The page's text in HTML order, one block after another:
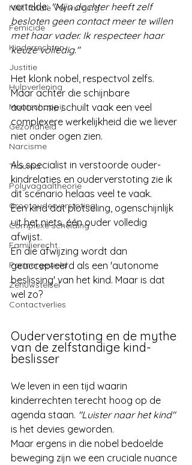
Niet-fatale Verwurging
Femicide
Kinderrechten
Justitie
Hulpverlening
Maatschappij
Gezondheid
Narcisme
Trauma
Polyvagaaltheorie
Grootouderverstoting
Complexe scheiding
Familierecht
Partnergeweld
Zenuwstelsel
Contactverlies
vertelde: "Mijn dochter heeft zelf
besloten geen contact meer te willen
met haar vader. Ik respecteer haar
keuze volledig."
Het klonk nobel, respectvol zelfs.
Maar achter die schijnbare
autonomie schuilt vaak een veel
complexere werkelijkheid die we liever
niet onder ogen zien.
Als specialist in verstoorde ouder-
kindrelaties en ouderverstoting zie ik
dit scenario helaas veel te vaak.
Een kind dat plotseling, ogenschijnlijk
uit het niets, één ouder volledig
afwijst.
En die afwijzing wordt dan
geaccepteerd als een 'autonome
beslissing' van het kind. Maar is dat
wel zo?
Ouderverstoting en de mythe
van de zelfstandige kind-
beslisser
We leven in een tijd waarin
kinderrechten terecht hoog op de
agenda staan. "Luister naar het kind"
is het devies geworden.
Maar ergens in die nobel bedoelde
beweging zijn we een cruciale nuance